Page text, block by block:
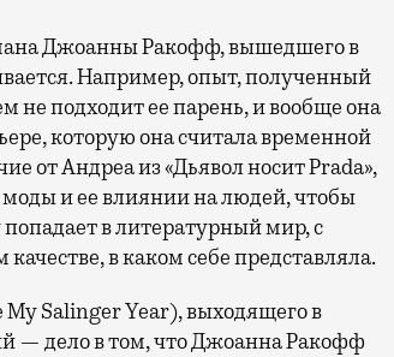
Джоанны Ракофф, вышедшего в
Например, опыт, полученный
не подходит ее парень, и вообще она
которую она считала временной
от Андреа из «Дьявол носит Prada»,
моды и ее влиянии на людей, чтобы
в литературный мир, с
в каком себе представляла.
Salinger Year), выходящего в
— дело в том, что Джоанна Ракофф